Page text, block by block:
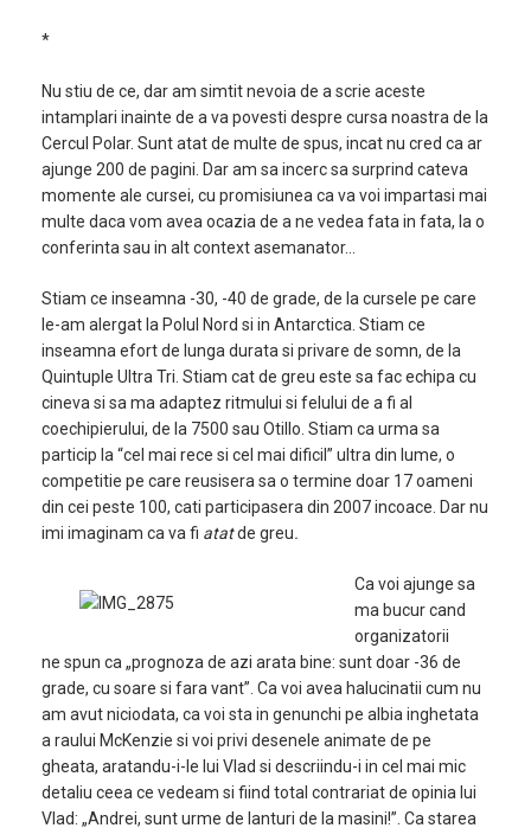
*
Nu stiu de ce, dar am simtit nevoia de a scrie aceste
intamplari inainte de a va povesti despre cursa noastra de la
Cercul Polar. Sunt atat de multe de spus, incat nu cred ca ar
ajunge 200 de pagini. Dar am sa incerc sa surprind cateva
momente ale cursei, cu promisiunea ca va voi impartasi mai
multe daca vom avea ocazia de a ne vedea fata in fata, la o
conferinta sau in alt context asemanator…
Stiam ce inseamna -30, -40 de grade, de la cursele pe care
le-am alergat la Polul Nord si in Antarctica. Stiam ce
inseamna efort de lunga durata si privare de somn, de la
Quintuple Ultra Tri. Stiam cat de greu este sa fac echipa cu
cineva si sa ma adaptez ritmului si felului de a fi al
coechipierului, de la 7500 sau Otillo. Stiam ca urma sa
particip la “cel mai rece si cel mai dificil” ultra din lume, o
competitie pe care reusisera sa o termine doar 17 oameni
din cei peste 100, cati participasera din 2007 incoace. Dar nu
imi imaginam ca va fi atatde greu.
Ca voi ajunge sa
ma bucur cand
organizatorii
ne spun ca „prognoza de azi arata bine: sunt doar -36 de
grade, cu soare si fara vant”. Ca voi avea halucinatii cum nu
am avut niciodata, ca voi sta in genunchi pe albia inghetata
a raului McKenzie si voi privi desenele animate de pe
gheata, aratandu-i-le lui Vlad si descriindu-i in cel mai mic
detaliu ceea ce vedeam si fiind total contrariat de opinia lui
Vlad: „Andrei, sunt urme de lanturi de la masini!”. Ca starea